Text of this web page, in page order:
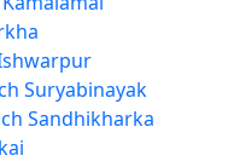
Suryabinayak
Sandhikharka